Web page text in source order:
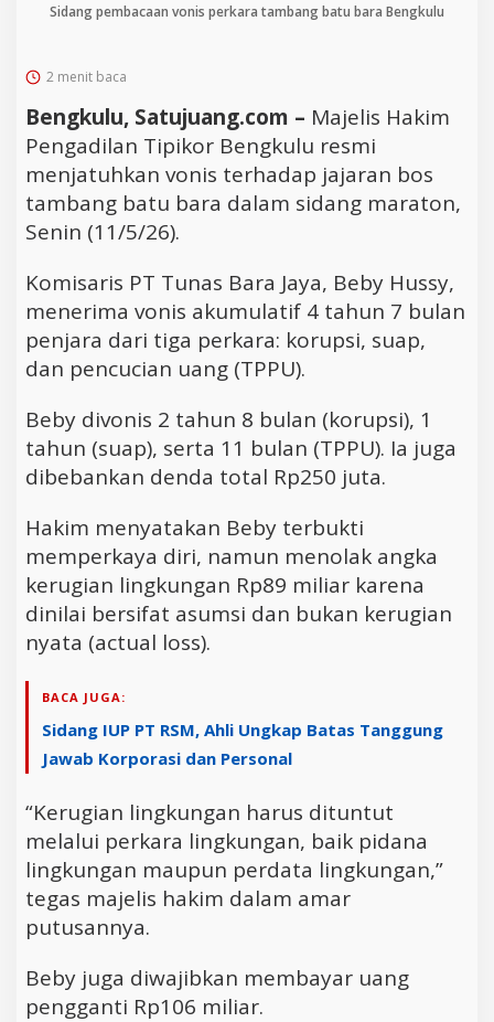
Sidang pembacaan vonis perkara tambang batu bara Bengkulu
2 menit baca
Bengkulu, Satujuang.com – Majelis Hakim
Pengadilan Tipikor Bengkulu resmi
menjatuhkan vonis terhadap jajaran bos
tambang batu bara dalam sidang maraton,
Senin (11/5/26).
Komisaris PT Tunas Bara Jaya, Beby Hussy,
menerima vonis akumulatif 4 tahun 7 bulan
penjara dari tiga perkara: korupsi, suap,
dan pencucian uang (TPPU).
Beby divonis 2 tahun 8 bulan (korupsi), 1
tahun (suap), serta 11 bulan (TPPU). Ia juga
dibebankan denda total Rp250 juta.
Hakim menyatakan Beby terbukti
memperkaya diri, namun menolak angka
kerugian lingkungan Rp89 miliar karena
dinilai bersifat asumsi dan bukan kerugian
nyata (actual loss).
BACA JUGA:
Sidang IUP PT RSM, Ahli Ungkap Batas Tanggung
Jawab Korporasi dan Personal
“Kerugian lingkungan harus dituntut
melalui perkara lingkungan, baik pidana
lingkungan maupun perdata lingkungan,”
tegas majelis hakim dalam amar
putusannya.
Beby juga diwajibkan membayar uang
pengganti Rp106 miliar.